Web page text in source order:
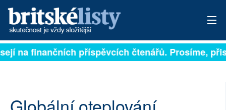
PŘIHLÁSIT
ARCHIV
na finančních příspěvcích čtenářů. Prosíme,